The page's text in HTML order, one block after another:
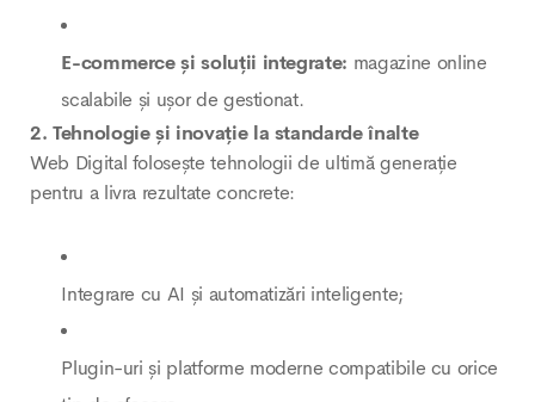
E-commerce și soluții integrate: magazine online
scalabile și ușor de gestionat.
2. Tehnologie și inovație la standarde înalte
Web Digital folosește tehnologii de ultimă generație
pentru a livra rezultate concrete:
Integrare cu AI și automatizări inteligente;
Plugin-uri și platforme moderne compatibile cu orice